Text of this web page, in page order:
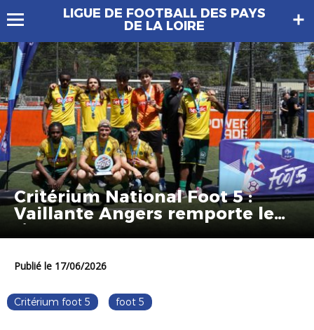
LIGUE DE FOOTBALL DES PAYS
DE LA LOIRE
Critérium National Foot 5 :
Vaillante Angers remporte le
titre !
Publié le 17/06/2026
Critérium foot 5 foot 5